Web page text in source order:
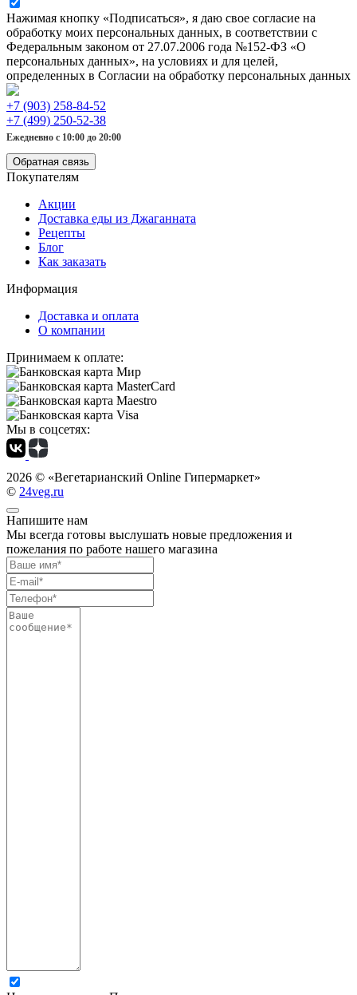
Нажимая кнопку «Подписаться», я даю свое согласие на
обработку моих персональных данных, в соответствии с
Федеральным законом от 27.07.2006 года №152-ФЗ «О
персональных данных», на условиях и для целей,
определенных в Согласии на обработку персональных данных
+7 (903) 258-84-52
+7 (499) 250-52-38
Ежедневно с 10:00 до 20:00
Обратная связь
Покупателям
Акции
Доставка еды из Джаганната
Рецепты
Блог
Как заказать
Информация
Доставка и оплата
О компании
Принимаем к оплате:
Мы в соцсетях:
2026 © «Вегетарианский Online Гипермаркет»
© 24veg.ru
Напишите нам
Мы всегда готовы выслушать новые предложения и
пожелания по работе нашего магазина